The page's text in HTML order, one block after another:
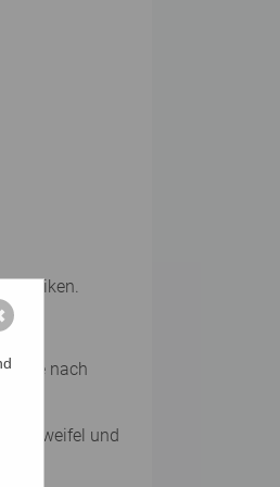
je nach
Zweifel und